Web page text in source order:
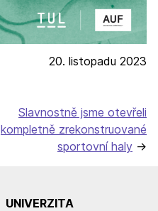
20. listopadu 2023
Slavnostně jsme otevřeli
kompletně zrekonstruované
sportovní haly
UNIVERZITA